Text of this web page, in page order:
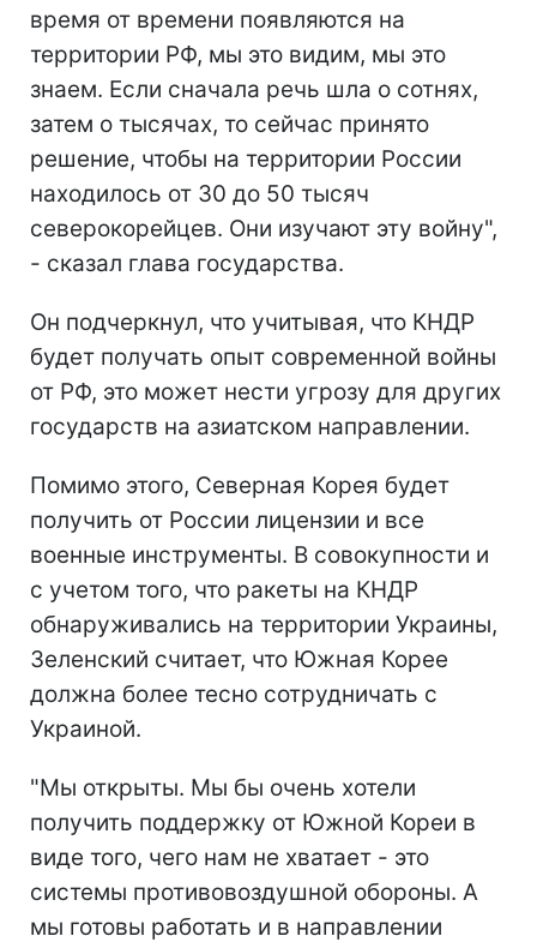
время от времени появляются на
территории РФ, мы это видим, мы это
знаем. Если сначала речь шла о сотнях,
затем о тысячах, то сейчас принято
решение, чтобы на территории России
находилось от 30 до 50 тысяч
северокорейцев. Они изучают эту войну",
- сказал глава государства.
Он подчеркнул, что учитывая, что КНДР
будет получать опыт современной войны
от РФ, это может нести угрозу для других
государств на азиатском направлении.
Помимо этого, Северная Корея будет
получить от России лицензии и все
военные инструменты. В совокупности и
с учетом того, что ракеты на КНДР
обнаруживались на территории Украины,
Зеленский считает, что Южная Корее
должна более тесно сотрудничать с
Украиной.
"Мы открыты. Мы бы очень хотели
получить поддержку от Южной Кореи в
виде того, чего нам не хватает - это
системы противовоздушной обороны. А
мы готовы работать и в направлении